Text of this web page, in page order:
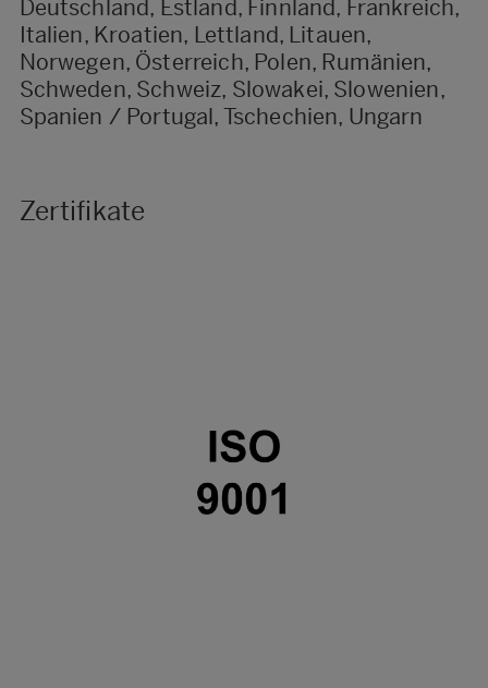
Deutschland, Estland, Finnland, Frankreich,
Italien, Kroatien, Lettland, Litauen,
Norwegen, Österreich, Polen, Rumänien,
Schweden, Schweiz, Slowakei, Slowenien,
Spanien / Portugal, Tschechien, Ungarn
Zertifikate